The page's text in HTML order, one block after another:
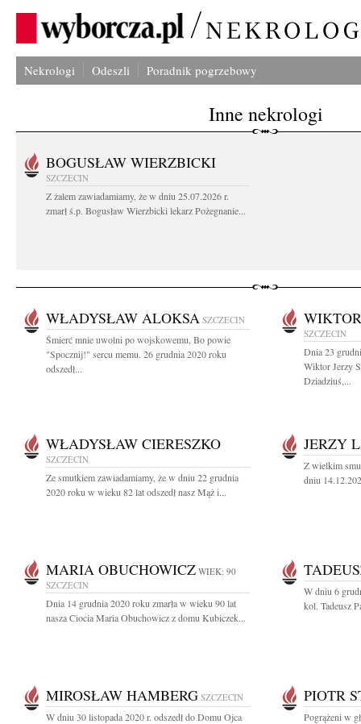
Nekrologi Odeszli Poradnik pogrzebowy
Inne nekrologi
BOGUSŁAW WIERZBICKI
SZCZECIN
Z żalem zawiadamiamy, że w dniu 25.07.2026 r.
zmarł ś.p. Bogusław Wierzbicki lekarz Pożegnanie...
WŁADYSŁAW ALOKSA SZCZECIN
Śmierć mnie uwolni po wojskowemu, Bo powie
"Spocznij!" sercu memu. 26 grudnia 2020 roku
odszedł...
SZCZECIN
Dnia 23
Wiktor Jerzy
Dziadziuś,...
WŁADYSŁAW CIERESZKO
SZCZECIN
Ze smutkiem zawiadamiamy, że w dniu 22 grudnia
2020 roku w wieku 82 lat odszedł nasz Mąż i...
JERZY
Z wielkim
dniu
MARIA OBUCHOWICZ WIEK: 90
SZCZECIN
Dnia 14 grudnia 2020 roku zmarła w wieku 90 lat
nasza Ciocia Maria Obuchowicz z domu Kubiczek...
W dniu 6
kol. Tadeusz
MIROSŁAW HAMBERG SZCZECIN
W dniu 30 listopada 2020 r. odszedł do Domu Ojca
PIOTR
Pogrążeni w